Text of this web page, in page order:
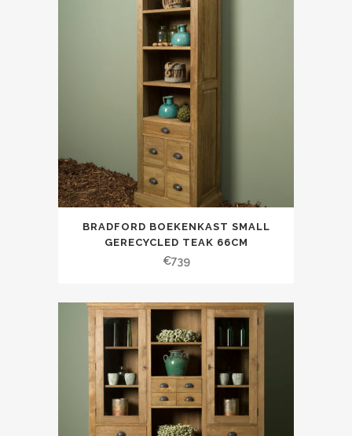
BRADFORD BOEKENKAST SMALL
GERECYCLED TEAK 66CM
€739